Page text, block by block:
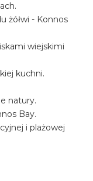
żółwi - Konnos
wiejskimi
kuchni.
natury.
Bay.
i plażowej